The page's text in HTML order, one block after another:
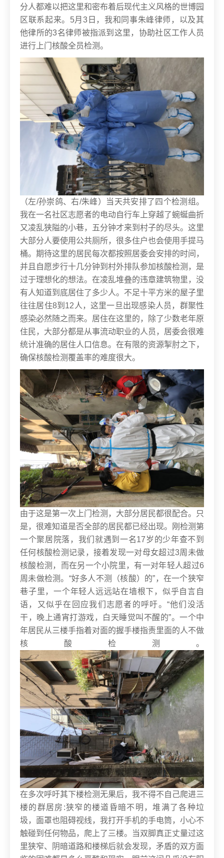
分人都难以把这里和密布着后现代主义风格的世博园
区联系起来。 5月3日，我和同事朱峰律师，以及其
他律所的3名律师被指派到这里，协助社区工作人员
进行上门核酸全员检测。
（左/孙崇鸽、右/朱峰）
当天共安排了四个检测组。
我在一名社区志愿者的电动自行车上穿越了蜿蜒曲折
又凌乱狭隘的小巷，五分钟才来到村子的尽头。这里
大部分人要使用公共厕所，很多住户也会使用手提马
桶。期待这里的居民每次都按照居委会安排的时间，
并且自愿步行十几分钟到村外排队参加核酸检测，是
过于理想化的想法。 在凌乱堆叠的违章建筑物里，没
有人知道到底居住了多少人。不足十平方米的屋子里
往往居住8到12人，这里一旦出现感染人员，群聚性
感染必然随之而来。居住在这里的，除了少数老年原
住民，大部分都是从事流动职业的人员，居委会很难
统计准确的居住人口信息。在有限的资源掣肘之下，
确保核酸检测覆盖率的难度很大。
由于这是第一次上门检测，大部分居民都很配合。只
是，很难知道是否全部的居民都已经出现。刚检测第
一个聚居院落，我们就遇到一名17岁的少年查不到
任何核酸检测记录，接着发现一对母女超过3周未做
核酸检测，而在另一个小院里，有一对年轻人超过6
周未做检测。 “好多人不测（核酸）的”，在一个狭窄
巷子里，一个年轻人远远站在墙根下，似乎自言自
语，又似乎在回应我们志愿者的呼吁。“他们没活
干，晚上通宵打游戏，白天睡觉叫不醒的”。一个中
年居民从三楼手指着对面的握手楼指责里面的人不做
核酸检测。
在多次呼吁其下楼检测无果后，我不得不自己爬进三
楼的群居房:狭窄的楼道昏暗不明，堆满了各种垃
圾，面罩也阻碍视线，我打开手机的手电筒，小心不
触碰到任何物品，爬上了三楼。当双脚真正丈量过这
里狭窄、阴暗道路和楼梯后就会发现，矛盾的双方面